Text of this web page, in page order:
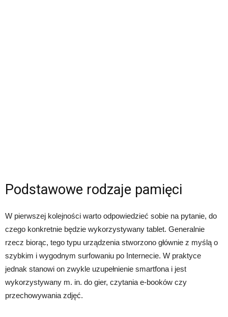
Podstawowe rodzaje pamięci
W pierwszej kolejności warto odpowiedzieć sobie na pytanie, do
czego konkretnie będzie wykorzystywany tablet. Generalnie
rzecz biorąc, tego typu urządzenia stworzono głównie z myślą o
szybkim i wygodnym surfowaniu po Internecie. W praktyce
jednak stanowi on zwykle uzupełnienie smartfona i jest
wykorzystywany m. in. do gier, czytania e-booków czy
przechowywania zdjęć.